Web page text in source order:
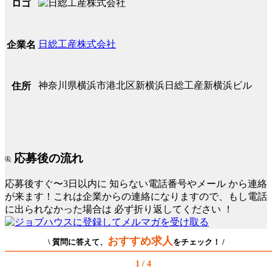
ロゴ
企業名 日総工産株式会社
住所 神奈川県横浜市港北区新横浜日総工産新横浜ビル
応募後の流れ
応募後すぐ〜3日以内に 知らない電話番号やメール から連絡
が来ます！これは企業からの連絡になりますので、もし電話
に出られなかった場合は 必ず折り返してください ！
\ 質問に答えて、 おすすめ求人 をチェック！ /
1 / 4